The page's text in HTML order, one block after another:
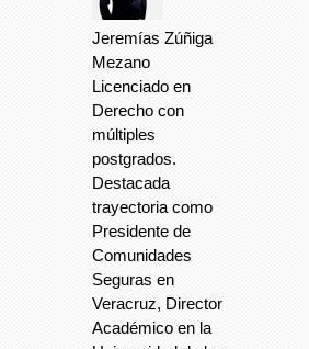
Jeremías Zúñiga
Mezano
Licenciado en
Derecho con
múltiples
postgrados.
Destacada
trayectoria como
Presidente de
Comunidades
Seguras en
Veracruz, Director
Académico en la